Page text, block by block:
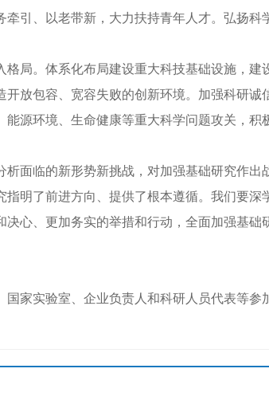
引、以老带新，大力扶持青年人才。弘扬科
局。体系化布局建设重大科技基础设施，建
放包容、宽容失败的创新环境。加强科研诚
源环境、生命健康等重大科学问题攻关，积
面临的新形势新挑战，对加强基础研究作出
明了前进方向、提供了根本遵循。我们要深
心、更加务实的举措和行动，全面加强基础
实验室、企业负责人和科研人员代表等参